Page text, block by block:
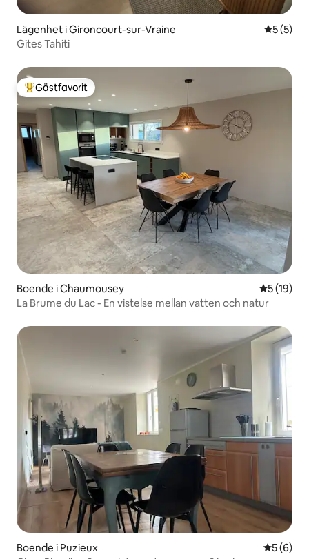
Lägenhet i Gironcourt-sur-Vraine 5 av 5 i
5 (5)
Gites Tahiti
Populär gästfavorit
Gästfavorit
Boende i Chaumousey 5 av 5 i
5 (19)
La Brume du Lac - En vistelse mellan vatten och natur
Boende i Puzieux 5 av 5 i
5 (6)